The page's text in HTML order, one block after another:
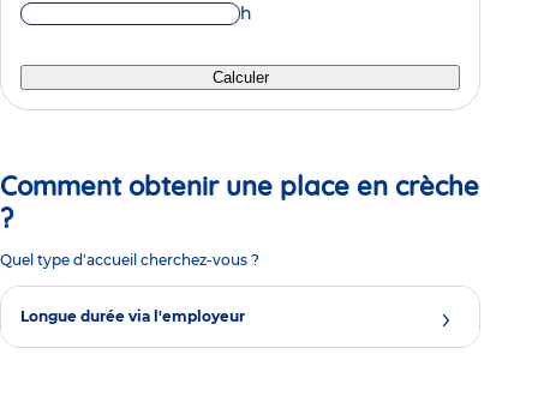
h
Calculer
Comment obtenir une place en crèche
?
Quel type d'accueil cherchez-vous ?
Longue durée via l'employeur